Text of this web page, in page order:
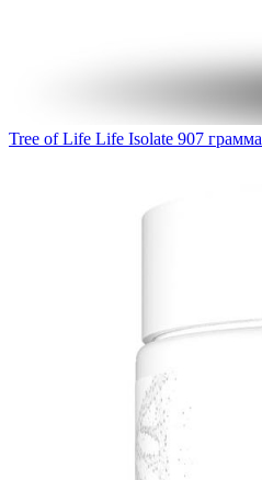
Tree of Life Life Isolate 907 грамма